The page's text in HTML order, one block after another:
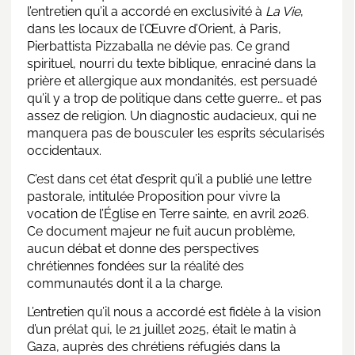
l’entretien qu’il a accordé en exclusivité à La Vie,
dans les locaux de l’Œuvre d’Orient, à Paris,
Pierbattista Pizzaballa ne dévie pas. Ce grand
spirituel, nourri du texte biblique, enraciné dans la
prière et allergique aux mondanités, est persuadé
qu’il y a trop de politique dans cette guerre… et pas
assez de religion. Un diagnostic audacieux, qui ne
manquera pas de bousculer les esprits sécularisés
occidentaux.
C’est dans cet état d’esprit qu’il a publié une lettre
pastorale, intitulée Proposition pour vivre la
vocation de l’Église en Terre sainte, en avril 2026.
Ce document majeur ne fuit aucun problème,
aucun débat et donne des perspectives
chrétiennes fondées sur la réalité des
communautés dont il a la charge.
L’entretien qu’il nous a accordé est fidèle à la vision
d’un prélat qui, le 21 juillet 2025, était le matin à
Gaza, auprès des chrétiens réfugiés dans la